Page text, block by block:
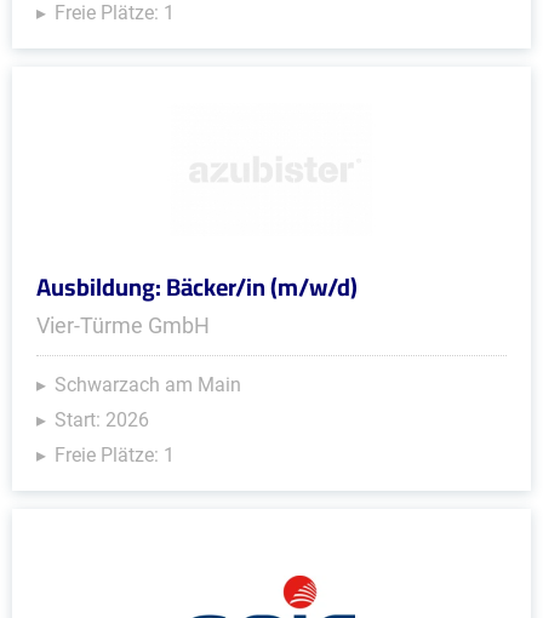
Freie Plätze: 1
Ausbildung: Bäcker/in (m/w/d)
Vier-Türme GmbH
Schwarzach am Main
Start: 2026
Freie Plätze: 1